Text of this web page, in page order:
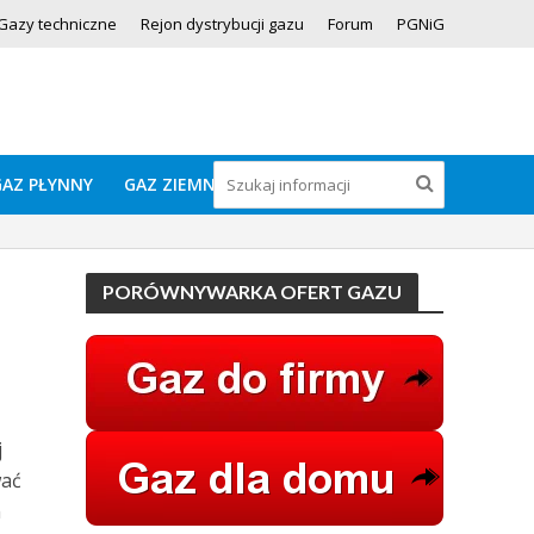
techniczne Rejon dystrybucji gazu Forum PGNiG
PŁYNNY GAZ ZIEMNY
PORÓWNYWARKA OFERT GAZU